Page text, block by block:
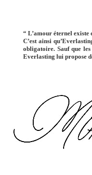
“ L’amour éternel existe
C’est ainsi
obligatoire. Sauf que les
Everlasting lui propose